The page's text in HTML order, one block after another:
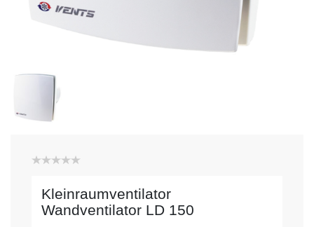
Kleinraumventilator
Wandventilator LD 150